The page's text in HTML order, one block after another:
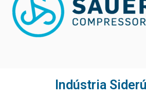
Indústria